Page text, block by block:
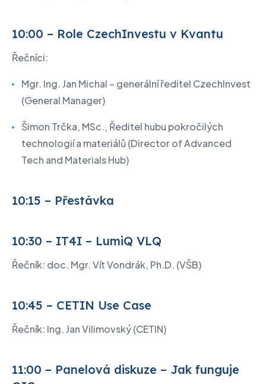
10:00 – Role CzechInvestu v Kvantu
Řečníci:
Mgr. Ing. Jan Michal – generální ředitel CzechInvest
(General Manager)
Šimon Trčka, MSc., Ředitel hubu pokročilých
technologií a materiálů (Director of Advanced
Tech and Materials Hub)
10:15 – Přestávka
10:30 – IT4I – LumiQ VLQ
Řečník: doc. Mgr. Vít Vondrák, Ph.D. (VŠB)
10:45 – CETIN Use Case
Řečník: Ing. Jan Vilimovský (CETIN)
11:00 – Panelová diskuze – Jak funguje